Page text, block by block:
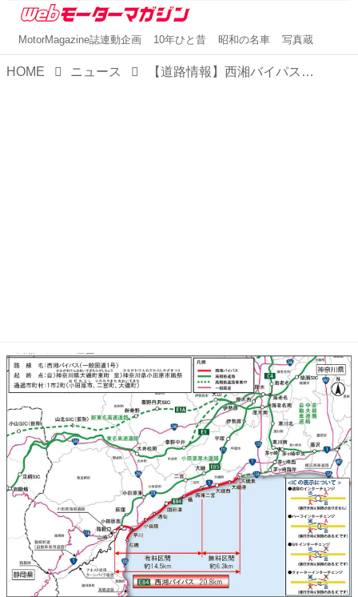
MotorMagazine誌連動企画 10年ひと昔 昭和の名車 写真蔵
HOME ニュース 【道路情報】西湘バイパスが全線開通から50周年。近年では箱根や海水浴場など観光利用数が増加